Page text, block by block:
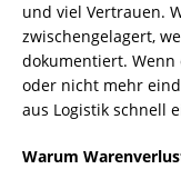
und viel Vertrauen.
zwischengelagert,
dokumentiert.
oder nicht mehr
aus Logistik schnell
Warum